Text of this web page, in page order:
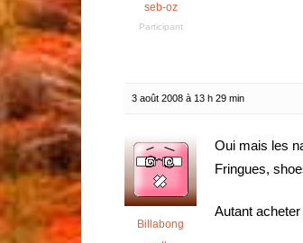
seb-oz
Participant
3 août 2008 à 13 h 29 min
Billabong
Oui mais les
Fringues,
Autant